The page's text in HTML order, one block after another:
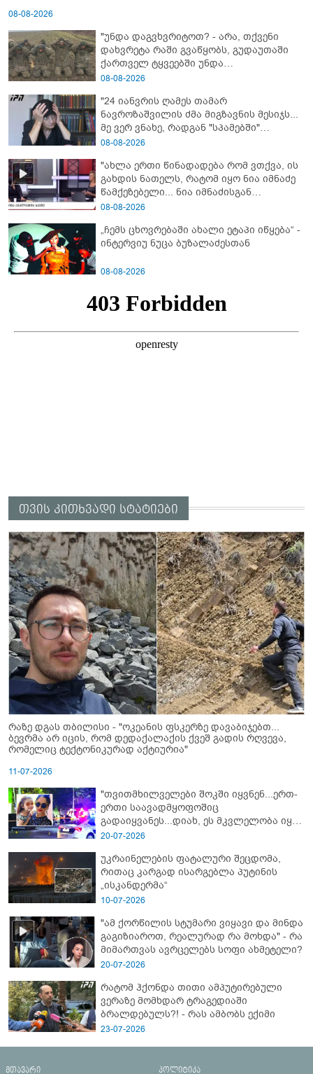
08-08-2026
"უნდა დაგვხვრიტოთ? - არა, თქვენი
დახვრეტა რაში გვაწყობს, გუდაუთაში
ქართველ ტყვეებში უნდა
გადაგცვალოთ..."
08-08-2026
"24 იანვრის ღამეს თამარ
ნავროზაშვილის ძმა მიგზავნის მესიჯს...
მე ვერ ვნახე, რადგან "სპამებში"
ჩავარდა": რა მისწერა ნია იმნაძის ბიძამ
"სქრინს" აქვეყნებს
08-08-2026
"ახლა ერთი წინადადება რომ ვთქვა, ის
გახდის ნათელს, რატომ იყო ნია იმნაძე
წამქეზებელი... ნია იმნაძისგან
გამოსული ინფორმაციაა ეს" - რას
08-08-2026
„ჩემს ცხოვრებაში ახალი ეტაპი იწყება“ -
ინტერვიუ ნუცა ბუზალაძესთან
08-08-2026
თვის კითხვადი სტატიები
რაზე დგას თბილისი - "ოკეანის ფსკერზე დავაბიჯებთ...
ბევრმა არ იცის, რომ დედაქალაქის ქვეშ გადის რღვევა,
რომელიც ტექტონიკურად აქტიურია"
11-07-2026
"თვითმხილველები შოკში იყვნენ...ერთ-
ერთი საავადმყოფოშიც
გადაიყვანეს...დიახ, ეს მკვლელობა იყო"
- გორში დატრიალებული ტრაგედიის
20-07-2026
უკრაინელების ფატალური შეცდომა,
რითაც კარგად ისარგებლა პუტინის
„ისკანდერმა“
10-07-2026
"ამ ქორწილის სტუმარი ვიყავი და მინდა
გაგიზიაროთ, რეალურად რა მოხდა" - რა
მიმართვას ავრცელებს სოფი ახმეტელი?
20-07-2026
რატომ ჰქონდა თითი ამპუტირებული
ვერაზე მომხდარ ტრაგედიაში
ბრალდებულს?! - რას ამბობს ექიმი
23-07-2026
მთავარი პოლიტიკა